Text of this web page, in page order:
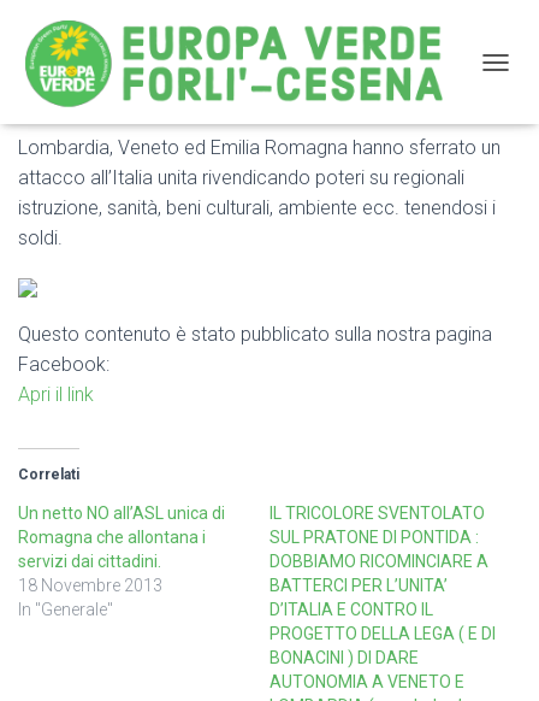
Lombardia, Veneto ed Emilia Romagna hanno sferrato
un attacco all’Italia unita rivendicando poteri su
regionali istruzione, sanità, beni culturali, ambiente ecc
Lombardia, Veneto ed Emilia Romagna hanno sferrato un
attacco all’Italia unita rivendicando poteri su regionali
istruzione, sanità, beni culturali, ambiente ecc. tenendosi i
soldi.
Questo contenuto è stato pubblicato sulla nostra pagina
Facebook:
Apri il link
Correlati
Un netto NO all’ASL unica di
Romagna che allontana i
servizi dai cittadini.
18 Novembre 2013
In "Generale"
IL TRICOLORE SVENTOLATO
SUL PRATONE DI PONTIDA :
DOBBIAMO RICOMINCIARE A
BATTERCI PER L’UNITA’
D’ITALIA E CONTRO IL
PROGETTO DELLA LEGA ( E DI
BONACINI ) DI DARE
AUTONOMIA A VENETO E